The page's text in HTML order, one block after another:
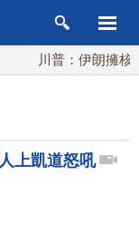
川普：伊朗擁核
上凱道怒吼